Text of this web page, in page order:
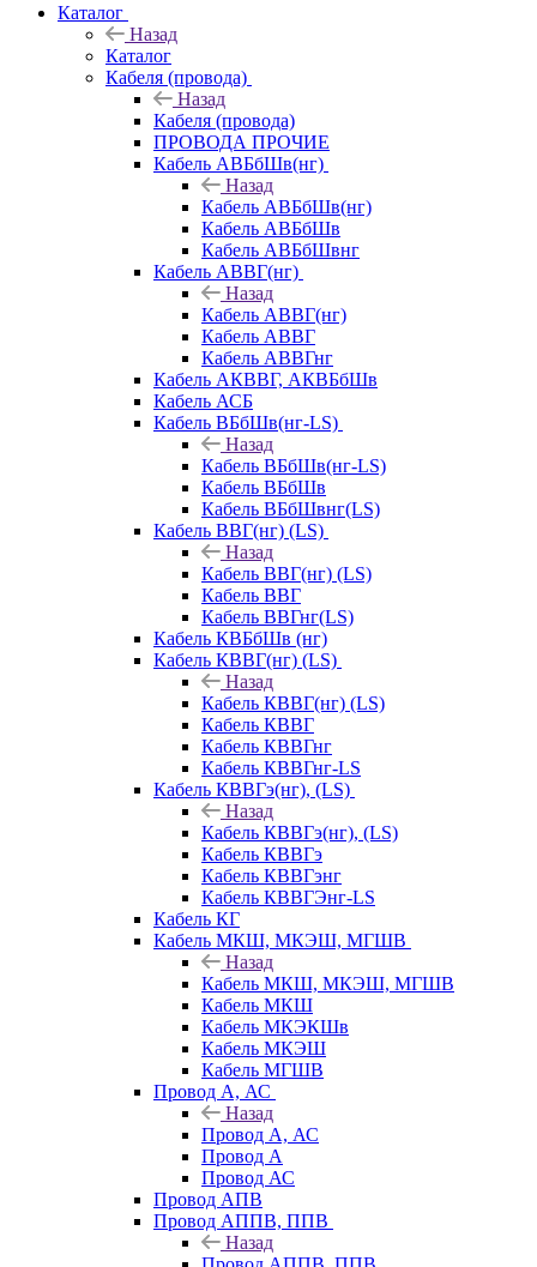
Каталог
Назад
Каталог
Кабеля (провода)
Назад
Кабеля (провода)
ПРОВОДА ПРОЧИЕ
Кабель АВБбШв(нг)
Назад
Кабель АВБбШв(нг)
Кабель АВБбШв
Кабель АВБбШвнг
Кабель АВВГ(нг)
Назад
Кабель АВВГ(нг)
Кабель АВВГ
Кабель АВВГнг
Кабель АКВВГ, АКВБбШв
Кабель АСБ
Кабель ВБбШв(нг-LS)
Назад
Кабель ВБбШв(нг-LS)
Кабель ВБбШв
Кабель ВБбШвнг(LS)
Кабель ВВГ(нг) (LS)
Назад
Кабель ВВГ(нг) (LS)
Кабель ВВГ
Кабель ВВГнг(LS)
Кабель КВБбШв (нг)
Кабель КВВГ(нг) (LS)
Назад
Кабель КВВГ(нг) (LS)
Кабель КВВГ
Кабель КВВГнг
Кабель КВВГнг-LS
Кабель КВВГэ(нг), (LS)
Назад
Кабель КВВГэ(нг), (LS)
Кабель КВВГэ
Кабель КВВГэнг
Кабель КВВГЭнг-LS
Кабель КГ
Кабель МКШ, МКЭШ, МГШВ
Назад
Кабель МКШ, МКЭШ, МГШВ
Кабель МКШ
Кабель МКЭКШв
Кабель МКЭШ
Кабель МГШВ
Провод А, АС
Назад
Провод А, АС
Провод А
Провод АС
Провод АПВ
Провод АППВ, ППВ
Назад